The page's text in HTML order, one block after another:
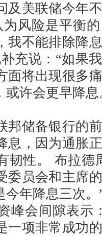
及美联储今年
风险是平衡
我不能排除降
充说：“如果
面将出现很多
或许会更早降息
储备银行的前
息，因为通胀
韧性。 布拉德
委员会和主席
年降息三次。
峰会间隙表示
一项非常成功